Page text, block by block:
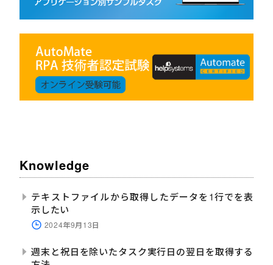
Knowledge
テキストファイルから取得したデータを1行でを表
示したい
2024年9月13日
週末と祝日を除いたタスク実行日の翌日を取得する